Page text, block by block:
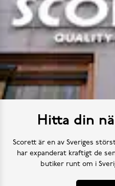
Hitta din
Scorett är en av Sveriges
har expanderat kraftigt de
butiker runt om i